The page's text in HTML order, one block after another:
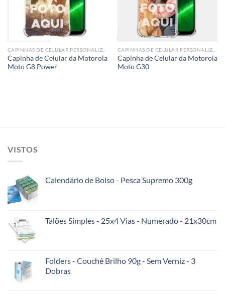
Capinha de Celular da Motorola
Moto G8 Power
Capinha de Celular da Motorola
Moto G30
VISTOS
Calendário de Bolso - Pesca Supremo 300g
Talões Simples - 25x4 Vias - Numerado - 21x30cm
Folders - Couchê Brilho 90g - Sem Verniz - 3
Dobras